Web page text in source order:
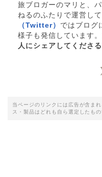
旅ブロガーのマリと、
ねるのふたりで運営し
（Twitter） ではブログ
様子も発信しています。
人にシェアしてくださ
当ページのリンクには広告が含ま
ス・製品はどれも自ら選定したもの